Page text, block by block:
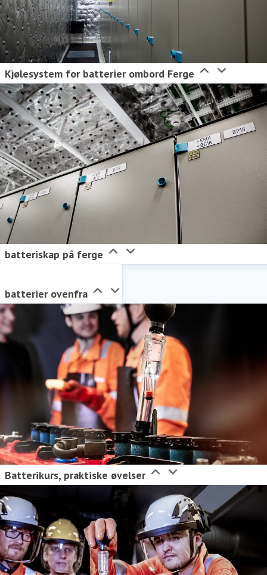
Kjølesystem for batterier ombord Ferge
batteriskap på ferge
batterier ovenfra
Batterikurs, praktiske øvelser